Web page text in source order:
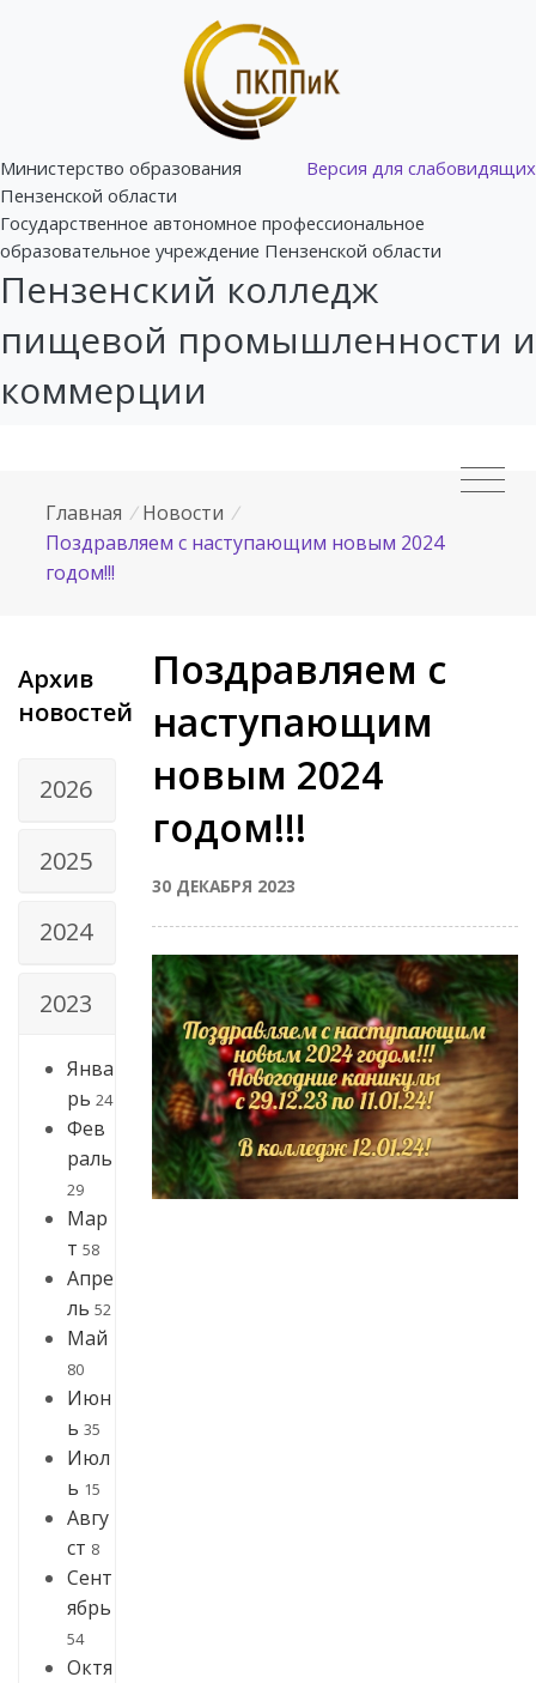
Версия для слабовидящих
Министерство образования
Пензенской области
Государственное автономное профессиональное
образовательное учреждение Пензенской области
Пензенский колледж
пищевой промышленности и
коммерции
Главная / Новости /
Поздравляем с наступающим новым 2024
годом!!!
Архив
новостей
2026
2025
2024
2023
Янва
рь 24
Фев
раль
29
Мар
т 58
Апре
ль 52
Май
80
Июн
ь 35
Июл
ь 15
Авгу
ст 8
Сент
ябрь
54
Октя
Поздравляем с
наступающим
новым 2024
годом!!!
30 ДЕКАБРЯ 2023